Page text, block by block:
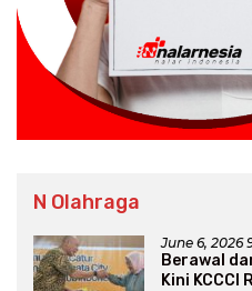
N Olahraga
June 6, 2026
Berawal
Kini KCCCI